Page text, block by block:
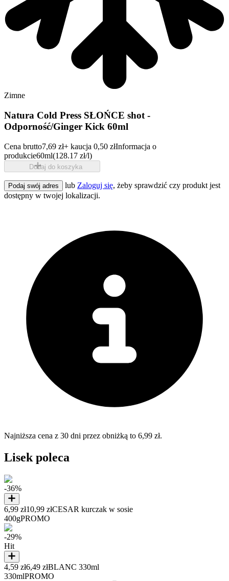
Zimne
Natura Cold Press SŁOŃCE shot -
Odporność/Ginger Kick 60ml
Cena brutto7,69 zł+ kaucja 0,50 złInformacja o
produkcie60ml(128.17 zł/l)
Dodaj do koszyka
Podaj swój adres lub Zaloguj się, żeby sprawdzić czy produkt jest
dostępny w twojej lokalizacji.
Najniższa cena z 30 dni przez obniżką to 6,99 zł.
Lisek poleca
-36%
6,99 zł10,99 złCESAR kurczak w sosie
400gPROMO
-29%
Hit
4,59 zł6,49 złBLANC 330ml
330mlPROMO